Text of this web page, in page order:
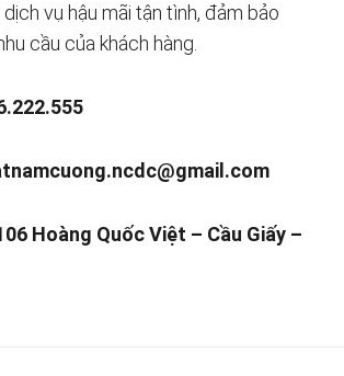
vụ hậu mãi tận tình, đảm bảo
cầu của khách hàng.
Hoàng Quốc Việt – Cầu Giấy –